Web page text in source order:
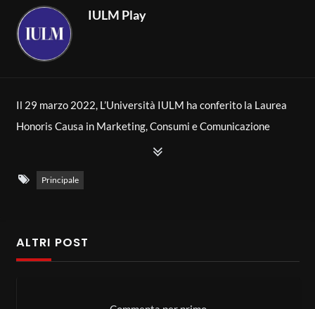
IULM Play
Il 29 marzo 2022, L’Università IULM ha conferito la Laurea
Honoris Causa in Marketing, Consumi e Comunicazione
all’imprenditore e dirigente sportivo, Antonio Percassi
Principale
ALTRI POST